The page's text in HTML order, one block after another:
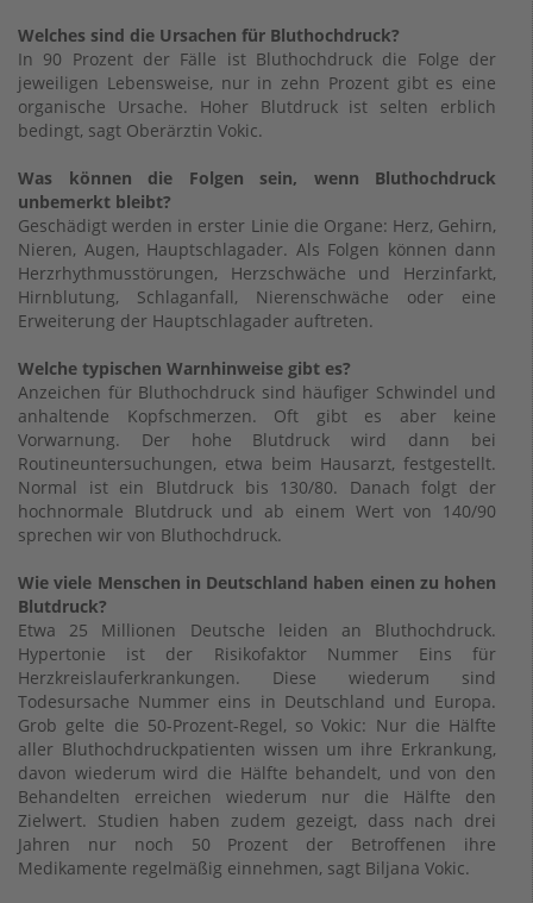
Welches sind die Ursachen für Bluthochdruck?
In 90 Prozent der Fälle ist Bluthochdruck die Folge der
jeweiligen Lebensweise, nur in zehn Prozent gibt es eine
organische Ursache. Hoher Blutdruck ist selten erblich
bedingt, sagt Oberärztin Vokic.
Was können die Folgen sein, wenn Bluthochdruck
unbemerkt bleibt?
Geschädigt werden in erster Linie die Organe: Herz, Gehirn,
Nieren, Augen, Hauptschlagader. Als Folgen können dann
Herzrhythmusstörungen, Herzschwäche und Herzinfarkt,
Hirnblutung, Schlaganfall, Nierenschwäche oder eine
Erweiterung der Hauptschlagader auftreten.
Welche typischen Warnhinweise gibt es?
Anzeichen für Bluthochdruck sind häufiger Schwindel und
anhaltende Kopfschmerzen. Oft gibt es aber keine
Vorwarnung. Der hohe Blutdruck wird dann bei
Routineuntersuchungen, etwa beim Hausarzt, festgestellt.
Normal ist ein Blutdruck bis 130/80. Danach folgt der
hochnormale Blutdruck und ab einem Wert von 140/90
sprechen wir von Bluthochdruck.
Wie viele Menschen in Deutschland haben einen zu hohen
Blutdruck?
Etwa 25 Millionen Deutsche leiden an Bluthochdruck.
Hypertonie ist der Risikofaktor Nummer Eins für
Herzkreislauferkrankungen. Diese wiederum sind
Todesursache Nummer eins in Deutschland und Europa.
Grob gelte die 50-Prozent-Regel, so Vokic: Nur die Hälfte
aller Bluthochdruckpatienten wissen um ihre Erkrankung,
davon wiederum wird die Hälfte behandelt, und von den
Behandelten erreichen wiederum nur die Hälfte den
Zielwert. Studien haben zudem gezeigt, dass nach drei
Jahren nur noch 50 Prozent der Betroffenen ihre
Medikamente regelmäßig einnehmen, sagt Biljana Vokic.